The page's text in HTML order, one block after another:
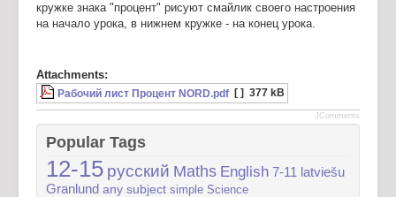
кружке знака "процент" рисуют смайлик своего настроения
на начало урока, в нижнем кружке - на конец урока.
Attachments:
Рабочий лист Процент NORD.pdf [ ] 377 kB
JComments
Popular Tags
12-15 русский Maths English 7-11 latviešu
Granlund any subject simple Science